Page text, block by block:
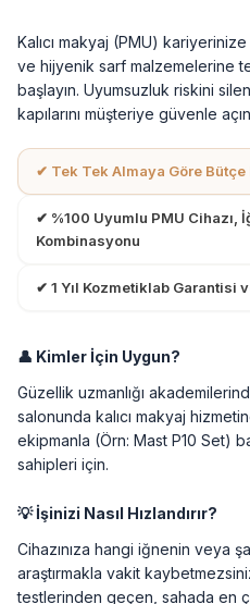
Kalıcı makyaj (PMU)
ve hijyenik sarf malzemelerine
başlayın. Uyumsuzluk riskini
kapılarını müşteriye güvenle
✔ Tek Tek Almaya Göre Bütçe
✔ %100 Uyumlu PMU Cihazı,
Kombinasyonu
✔ 1 Yıl Kozmetiklab Garantisi
👤 Kimler İçin Uygun?
Güzellik uzmanlığı
salonunda kalıcı makyaj
ekipmanla (Örn: Mast P10 Set)
sahipleri için.
💡 İşinizi Nasıl Hızlandırır?
Cihazınıza hangi iğnenin veya
araştırmakla vakit
testlerinden geçen, sahada en